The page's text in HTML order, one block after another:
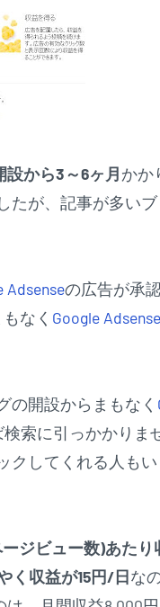
設から3～6ヶ月かか
たが、記事が多い
Adsenseの広告が承
なく Google Adsense
の開設からまもなく
索に引っかかりま
クしてくれる人も
ジビュー数)あたり
く収益が15円/日な